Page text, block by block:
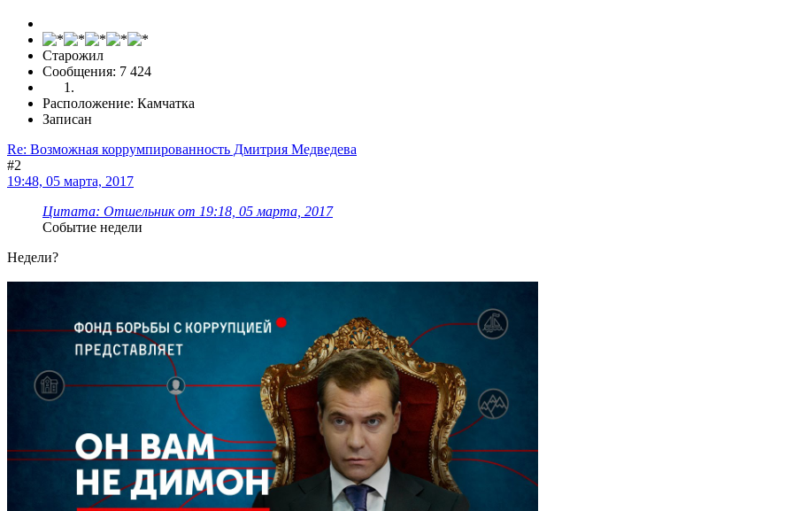
Старожил
Сообщения: 7 424
Расположение: Камчатка
Записан
Re: Возможная коррумпированность Дмитрия Медведева
#2
19:48, 05 марта, 2017
Цитата: Отшельник от 19:18, 05 марта, 2017
Событие недели
Недели?